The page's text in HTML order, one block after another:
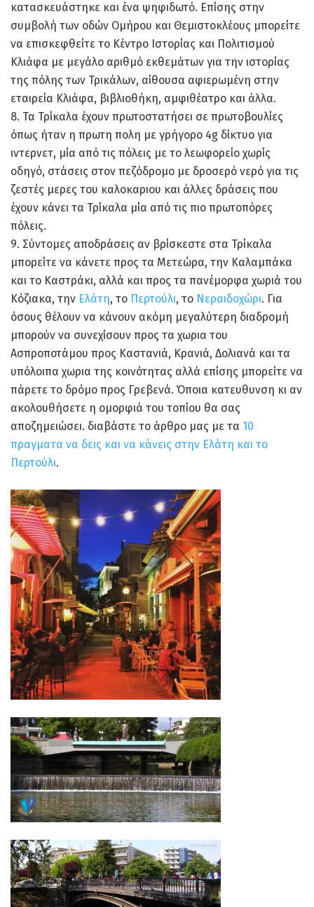
κατασκευάστηκε και ένα ψηφιδωτό. Επίσης στην
συμβολή των οδών Ομήρου και Θεμιστοκλέους μπορείτε
να επισκεφθείτε το Κέντρο Ιστορίας και Πολιτισμού
Κλιάφα με μεγάλο αριθμό εκθεμάτων για την ιστορίας
της πόλης των Τρικάλων, αίθουσα αφιερωμένη στην
εταιρεία Κλιάφα, βιβλιοθήκη, αμφιθέατρο και άλλα.
8. Τα Τρίκαλα έχουν πρωτοστατήσει σε πρωτοβουλίες
όπως ήταν η πρωτη πολη με γρήγορο 4g δίκτυο για
ιντερνετ, μία από τις πόλεις με το λεωφορείο χωρίς
οδηγό, στάσεις στον πεζόδρομο με δροσερό νερό για τις
ζεστές μερες του καλοκαριου και άλλες δράσεις που
έχουν κάνει τα Τρίκαλα μία από τις πιο πρωτοπόρες
πόλεις.
9. Σύντομες αποδράσεις αν βρίσκεστε στα Τρίκαλα
μπορείτε να κάνετε προς τα Μετεώρα, την Καλαμπάκα
και το Καστράκι, αλλά και προς τα πανέμορφα χωριά του
Κόζιακα, την Ελάτη, το Περτούλι, το Νεραιδοχώρι. Για
όσους θέλουν να κάνουν ακόμη μεγαλύτερη διαδρομή
μπορούν να συνεχίσουν προς τα χωρια του
Ασπροποτάμου προς Καστανιά, Κρανιά, Δολιανά και τα
υπόλοιπα χωρια της κοινότητας αλλά επίσης μπορείτε να
πάρετε το δρόμο προς Γρεβενά. Όποια κατευθυνση κι αν
ακολουθήσετε η ομορφιά του τοπίου θα σας
αποζημειώσει. διαβάστε το άρθρο μας με τα 10
πραγματα να δεις και να κάνεις στην Ελάτη και το
Περτούλι.